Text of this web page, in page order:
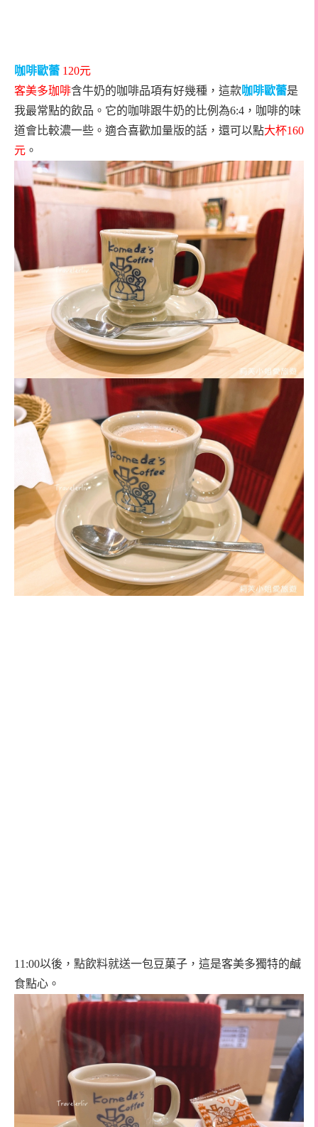
咖啡歐蕾 120元
客美多珈啡含牛奶的咖啡品項有好幾種，這款咖啡歐蕾是
我最常點的飲品。它的咖啡跟牛奶的比例為6:4 ，咖啡的味
道會比較濃一些。適合喜歡加量版的話，還可以點大杯160
元 。
11:00以後，點飲料就送一包豆菓子，這是客美多獨特的鹹
食點心。